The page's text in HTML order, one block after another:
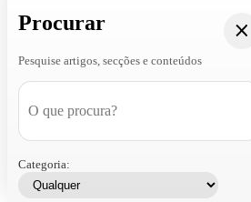
Procurar
Pesquise artigos, secções e conteúdos
Categoria: